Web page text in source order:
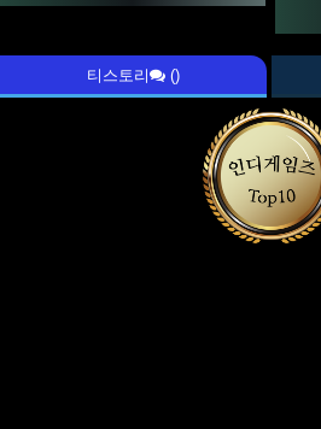
티스토리 ()